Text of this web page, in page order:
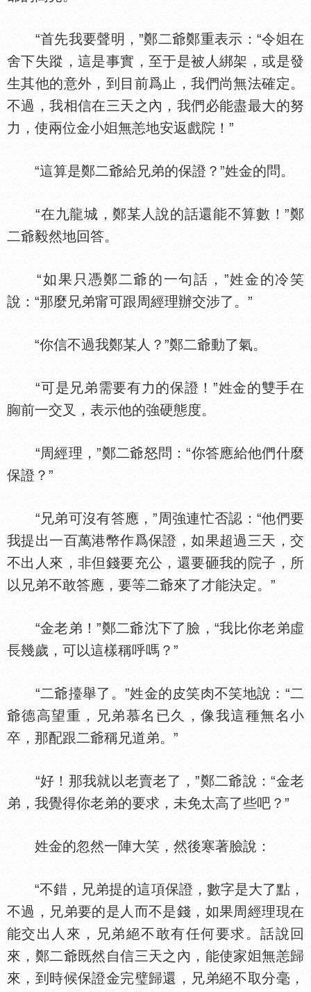
“首先我要聲明，”鄭二爺鄭重表示：“令
在
舍下失蹤，這是事實，至于是被人綁架，或是發
生其他的意外，到目前爲止，我們尚無法確定。
不過，我相信在三天之內，我們必能盡最大的努
力，使兩位金小
無恙地安返戲院！”
“這算是鄭二爺給兄弟的保證？”姓金的問。
“在九龍城，鄭某人說的話還能不算數！”鄭
二爺毅然地回答。
“如果只憑鄭二爺的一句話，”姓金的冷笑
說：“那麼兄弟甯可跟周經理辦交涉了。”
“你信不過我鄭某人？”鄭二爺動了氣。
“可是兄弟需要有力的保證！”姓金的雙手在
前一交叉，表示他的強硬態度。
“周經理，”鄭二爺怒問：“你答應給他們什麼
保證？”
“兄弟可沒有答應，”周強連忙否認：“他們要
我提出一百萬港幣作爲保證，如果超過三天，交
不出人來，非但錢要充公，還要砸我的院子，所
以兄弟不敢答應，要等二爺來了才能決定。”
“金老弟！”鄭二爺沈下了臉，“我比你老弟虛
長幾歲，可以這樣稱呼嗎？”
“二爺擡舉了。”姓金的皮笑肉不笑地說：“二
爺德高望重，兄弟慕名已久，像我這種無名小
卒，那配跟二爺稱兄道弟。”
“好！那我就以老賣老了，”鄭二爺說：“金老
弟，我覺得你老弟的要求，未免太高了些吧？”
姓金的忽然一陣大笑，然後寒著臉說：
“不錯，兄弟提的這項保證，數字是大了點，
不過，兄弟要的是人而不是錢，如果周經理現在
能交出人來，兄弟絕不敢有任何要求。話說回
來，鄭二爺既然自信三天之內，能使家
無恙歸
來，到時候保證金完璧歸還，兄弟絕不取分毫，